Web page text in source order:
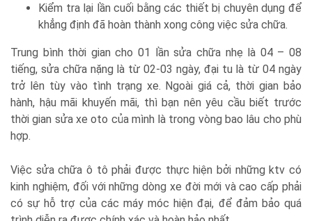
Kiểm tra lại lần cuối bằng các thiết bị chuyên dụng để
khẳng định đã hoàn thành xong công việc sửa chữa.
Trung bình thời gian cho 01 lần sửa chữa nhẹ là 04 – 08
tiếng, sửa chữa nặng là từ 02-03 ngày, đại tu là từ 04 ngày
trở lên tùy vào tình trạng xe. Ngoài giá cả, thời gian bảo
hành, hậu mãi khuyến mãi, thì bạn nên yêu cầu biết trước
thời gian sửa xe oto của mình là trong vòng bao lâu cho phù
hợp.
Việc sửa chữa ô tô phải được thực hiện bởi những ktv có
kinh nghiệm, đối với những dòng xe đời mới và cao cấp phải
có sự hỗ trợ của các máy móc hiện đại, để đảm bảo quá